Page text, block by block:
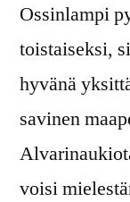
Ossinlampi
toistaiseksi,
hyvänä
savinen
voisi